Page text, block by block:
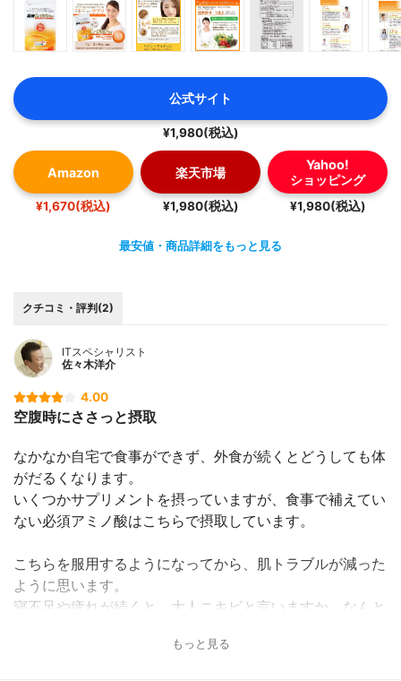
公式サイト
¥1,980(税込)
Amazon
¥1,670(税込)
楽天市場
¥1,980(税込)
Yahoo!
ショッピング
¥1,980(税込)
最安値・商品詳細をもっと見る
クチコミ・評判(2)
ITスペシャリスト
佐々木洋介
4.00
空腹時にささっと摂取
なかなか自宅で食事ができず、外食が続くとどうしても体
がだるくなります。
いくつかサプリメントを摂っていますが、食事で補えてい
ない必須アミノ酸はこちらで摂取しています。
こちらを服用するようになってから、肌トラブルが減った
ように思います。
寝不足や疲れが続くと、大人ニキビと言いますか、なんと
いったものができなくなりました！
もっと見る